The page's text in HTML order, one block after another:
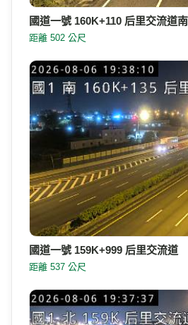
國道一號 160K+110 后里交流道
距離 502 公尺
國道一號 159K+999 后里交流道
距離 537 公尺